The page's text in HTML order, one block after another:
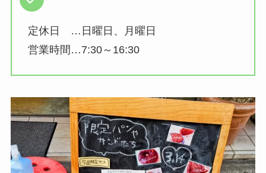
定休日 …日曜日、月曜日
営業時間…7:30～16:30